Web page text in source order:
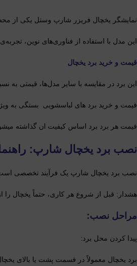
نمایشگر یخچال فریزر شارپ وستل یکی از
این مدل با استفاده از فناوری‌های نوین،
قیمت و خرید برد یخچال
این برد در مقایسه با سایر مدل‌ها، قیمتی به
قیمت و خرید برد های لباسشویی بستگی به
قیمت هر برد برد اساس کیفیت ان گذاشته میشود
نصب برد یخچال شارپ:
نصب برد یخچال شارپ یک فرآیند تخصصی است
هشدار: قبل از شروع هر کاری، حتماً یخچال را
مراحل نصب:
پیدا کردن محل برد:
برد یخچال معمولاً در قسمت پشت یا بالای